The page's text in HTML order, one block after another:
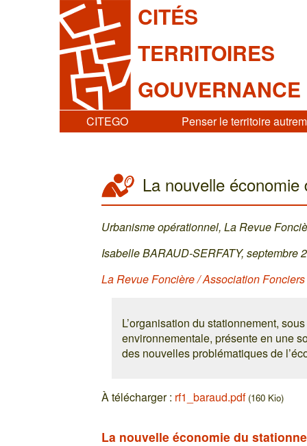
CITÉS
TERRITOIRES
GOUVERNANCE
CITEGO Penser le territoire
La nouvelle
Urbanisme opérationnel, La Revue
Isabelle BARAUD-SERFATY, septembre
La Revue Foncière / Association
L’organisation du stationnement,
environnementale, présente en une
des nouvelles problématiques de
À télécharger : rf1_baraud.pdf (160 Kio)
La nouvelle économie du